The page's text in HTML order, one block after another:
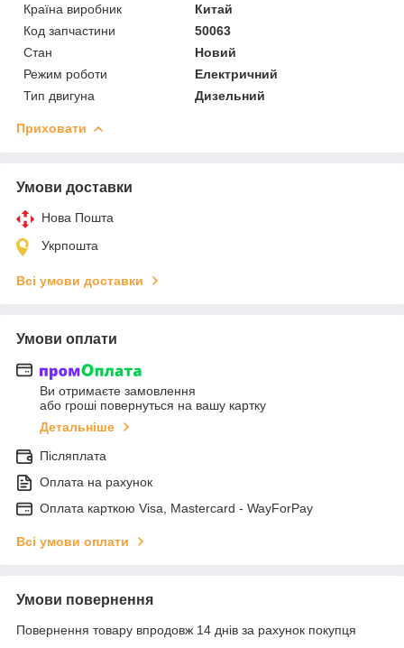
Країна виробник
Китай
Код запчастини
50063
Стан
Новий
Режим роботи
Електричний
Тип двигуна
Дизельний
Приховати
Умови доставки
Нова Пошта
Укрпошта
Всі умови доставки
Умови оплати
Ви отримаєте замовлення
або гроші повернуться на вашу картку
Детальніше
Післяплата
Оплата на рахунок
Оплата карткою Visa, Mastercard - WayForPay
Всі умови оплати
Умови повернення
Повернення товару впродовж 14 днів за рахунок покупця